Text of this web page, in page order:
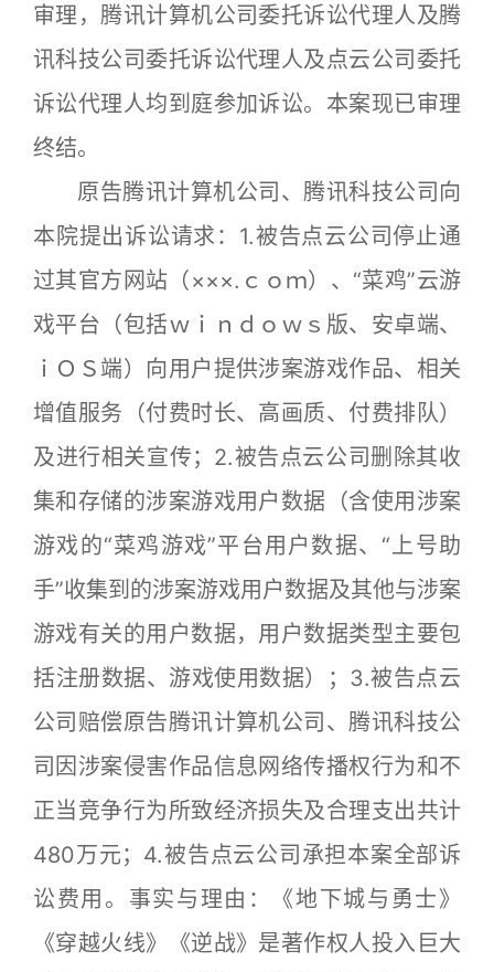
审理，腾讯计算机公司委托诉讼代理人及腾
讯科技公司委托诉讼代理人及点云公司委托
诉讼代理人均到庭参加诉讼。本案现已审理
终结。
原告腾讯计算机公司、腾讯科技公司向
本院提出诉讼请求：1.被告点云公司停止通
过其官方网站（×××.ｃｏｍ）、“菜鸡”云游
戏平台（包括ｗｉｎｄｏｗｓ版、安卓端、
ｉＯＳ端）向用户提供涉案游戏作品、相关
增值服务（付费时长、高画质、付费排队）
及进行相关宣传；2.被告点云公司删除其收
集和存储的涉案游戏用户数据（含使用涉案
游戏的“菜鸡游戏”平台用户数据、“上号助
手”收集到的涉案游戏用户数据及其他与涉案
游戏有关的用户数据，用户数据类型主要包
括注册数据、游戏使用数据）；3.被告点云
公司赔偿原告腾讯计算机公司、腾讯科技公
司因涉案侵害作品信息网络传播权行为和不
正当竞争行为所致经济损失及合理支出共计
480万元；4.被告点云公司承担本案全部诉
讼费用。事实与理由：《地下城与勇士》
《穿越火线》《逆战》是著作权人投入巨大